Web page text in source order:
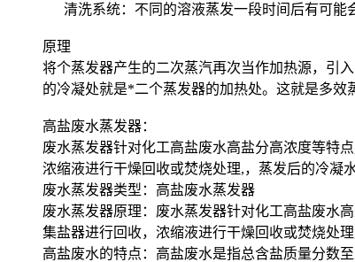
清洗系统：不同的溶液蒸发一段时间后有可能
原理
将个蒸发器产生的二次蒸汽再次当作加热源，引
的冷凝处就是*二个蒸发器的加热处。这就是多
高盐废水蒸发器：
废水蒸发器针对化工高盐废水高盐分高浓度等特
浓缩液进行干燥回收或焚烧处理,，蒸发后的冷凝
废水蒸发器类型：高盐废水蒸发器
废水蒸发器原理：废水蒸发器针对化工高盐废水
集盐器进行回收，浓缩液进行干燥回收或焚烧处
高盐废水的特点：高盐废水是指总含盐质量分数